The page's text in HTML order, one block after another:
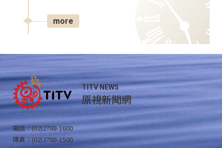
more
TITV NEWS
原視新聞網
電話：(02)2788-1600
傳真：(02)2788-1500